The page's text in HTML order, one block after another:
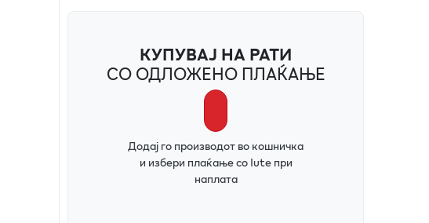
КУПУВАЈ НА РАТИ
СО ОДЛОЖЕНО ПЛАЌАЊЕ
Додај го производот во кошничка
и избери плаќање со Iute при
наплата